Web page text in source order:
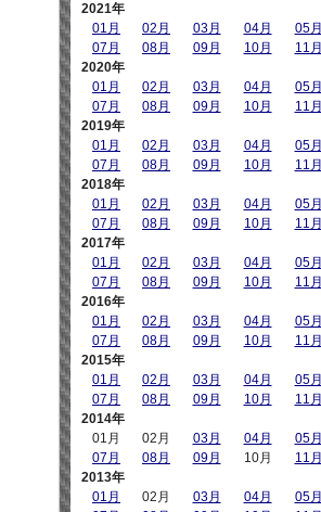
2021年
01月
02月 03月 04月 05月
07月
08月 09月 10月 11月
2020年
01月
02月 03月 04月 05月
07月
08月 09月 10月 11月
2019年
01月
02月 03月 04月 05月
07月
08月 09月 10月 11月
2018年
01月
02月 03月 04月 05月
07月
08月 09月 10月 11月
2017年
01月
02月 03月 04月 05月
07月
08月 09月 10月 11月
2016年
01月
02月 03月 04月 05月
07月
08月 09月 10月 11月
2015年
01月
02月 03月 04月 05月
07月
08月 09月 10月 11月
2014年
01月
02月 03月 04月 05月
07月
08月 09月 10月 11月
2013年
01月
02月 03月 04月 05月